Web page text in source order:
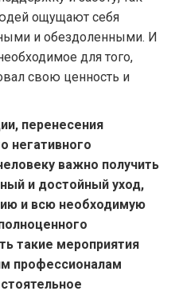
ощущают себя
и обездоленными. И
для того,
свою ценность и
перенесения
негативного
важно получить
и достойный уход,
и всю необходимую
такие мероприятия
профессионалам